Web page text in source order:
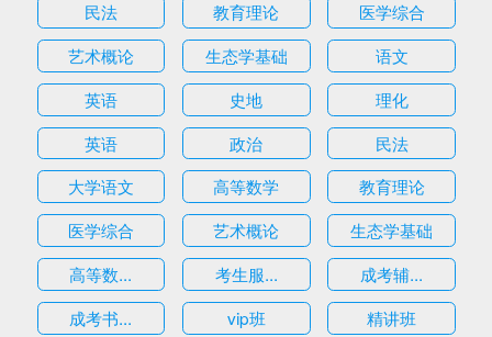
民法
教育理论
医学综合
艺术概论
生态学基础
语文
英语
史地
理化
英语
政治
民法
大学语文
高等数学
教育理论
医学综合
艺术概论
生态学基础
高等数...
考生服...
成考辅...
成考书...
vip班
精讲班